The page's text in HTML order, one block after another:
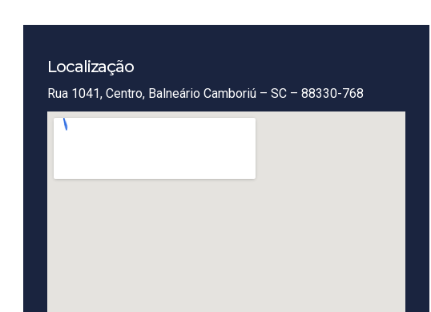
Localização
Rua 1041, Centro, Balneário Camboriú – SC – 88330-768